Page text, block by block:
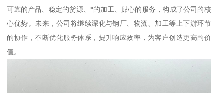
可靠的产品、稳定的货源、*的加工、贴心的服务，构成了公司的核
心优势。未来，公司将继续深化与钢厂、物流、加工等上下游环节
的协作，不断优化服务体系，提升响应效率，为客户创造更高的价
值。